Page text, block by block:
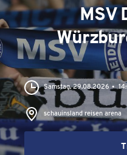
MSV
Samstag, 29.08.2026
schauinsland reisen arena